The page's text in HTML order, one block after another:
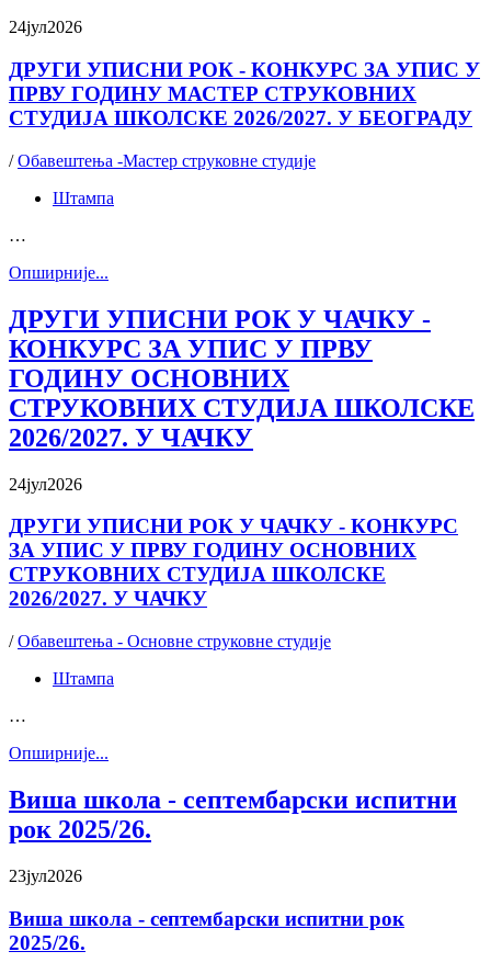
24јул2026
ДРУГИ УПИСНИ РОК - КОНКУРС ЗА УПИС У
ПРВУ ГОДИНУ МАСТЕР СТРУКОВНИХ
СТУДИЈА ШКОЛСКЕ 2026/2027. У БЕОГРАДУ
/Обавештења -Мастер струковне студије
Штампа
…
Oпширније...
ДРУГИ УПИСНИ РОК У ЧАЧКУ -
КОНКУРС ЗА УПИС У ПРВУ
ГОДИНУ ОСНОВНИХ
СТРУКОВНИХ СТУДИЈА ШКОЛСКЕ
2026/2027. У ЧАЧКУ
24јул2026
ДРУГИ УПИСНИ РОК У ЧАЧКУ - КОНКУРС
ЗА УПИС У ПРВУ ГОДИНУ ОСНОВНИХ
СТРУКОВНИХ СТУДИЈА ШКОЛСКЕ
2026/2027. У ЧАЧКУ
/Обавештења - Основне струковне студије
Штампа
…
Oпширније...
Виша школа - септембарски испитни
рок 2025/26.
23јул2026
Виша школа - септембарски испитни рок
2025/26.